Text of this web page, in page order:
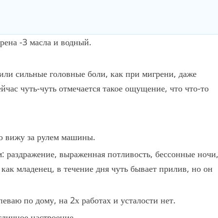
-3 масла и водный.
сильные головные боли, как при мигрени, даже
чуть-чуть отмечается такое ощущение, что что-то
вижу за рулем машины.
выраженная потливость, бессонные ночи,
младенец, в течение дня чуть бывает прилив, но он
по дому, на 2х работах и усталости нет.